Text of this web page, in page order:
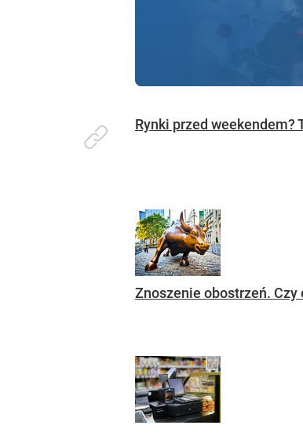
Rynki przed weekendem?
Znoszenie obostrzeń. Czy